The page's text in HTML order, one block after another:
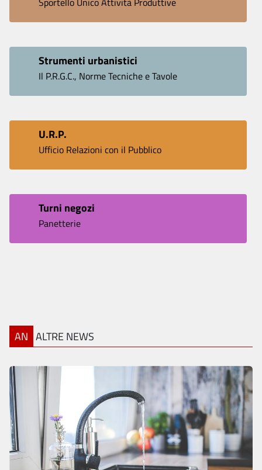
Strumenti urbanistici
Il P.R.G.C., Norme Tecniche e Tavole
U.R.P.
Ufficio Relazioni con il Pubblico
Turni negozi
Panetterie
AN ALTRE NEWS